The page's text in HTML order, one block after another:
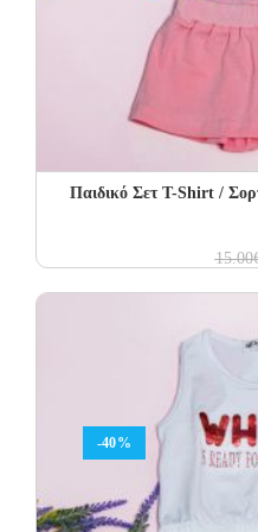
Παιδικό Σετ Τ-Shirt /
15.00
-40%